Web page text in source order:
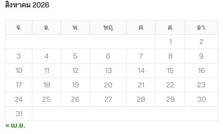
สิงหาคม 2026
จ. อ. พ. พฤ. ศ. ส.
อา.
1
2
3
4 5 6 7 8
9
10
11 12 13 14 15
16
17
18 19 20 21 22
23
24
25 26 27 28 29
30
31
« เม.ย.